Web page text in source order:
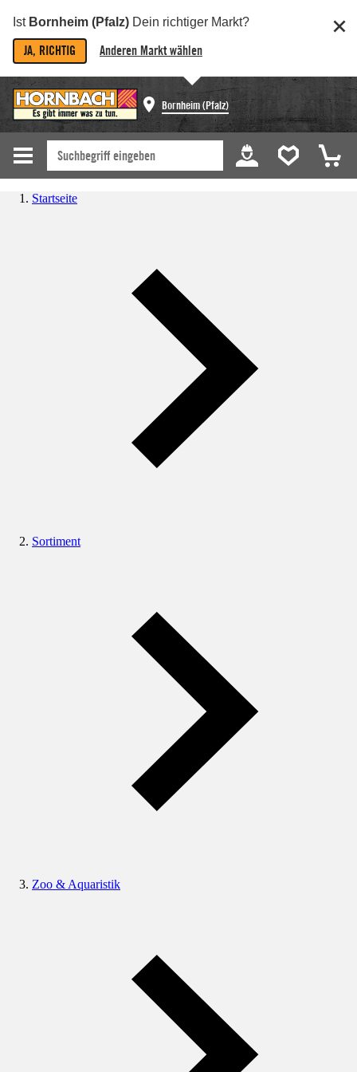
Ist Bornheim (Pfalz) Dein richtiger Markt?
JA, RICHTIG Anderen Markt wählen
Bornheim (Pfalz)
Startseite
Sortiment
Zoo & Aquaristik